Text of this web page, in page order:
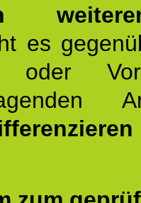
es
oder